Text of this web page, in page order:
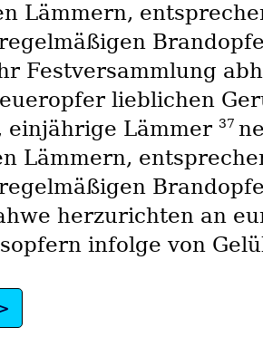
Lämmern,
Festversammlung
lieblichen
einjährige Lämmer 37
Lämmern,
herzurichten an
infolge von